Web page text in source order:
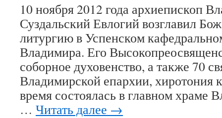
архиерейской
хиротонии
архиепископа
и
Суздальского
Евлогия
10 ноября 2012 года архиепископ
Суздальский Евлогий возглавил
литургию в Успенском
Владимира. Его
соборное духовенство, а также 70
Владимирской епархии, хиротония
время состоялась в главном храме
… Читать далее →